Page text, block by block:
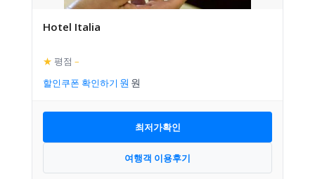
Hotel Italia
★ 평점 –
할인쿠폰 확인하기
최저가확인
여행객 이용후기